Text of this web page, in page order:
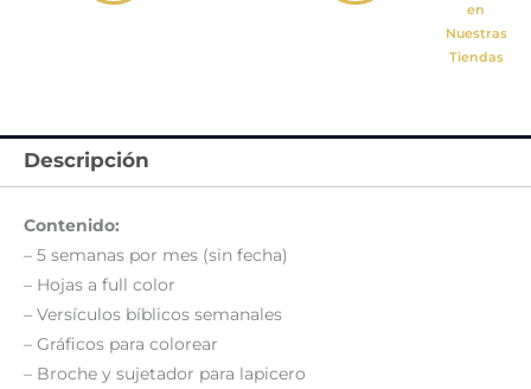
en
Nuestras
Tiendas
Descripción
Contenido:
– 5 semanas por mes (sin fecha)
– Hojas a full color
– Versículos bíblicos semanales
– Gráficos para colorear
– Broche y sujetador para lapicero